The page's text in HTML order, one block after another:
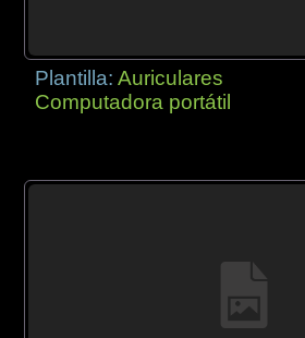
Plantilla:Auriculares
Computadora portátil